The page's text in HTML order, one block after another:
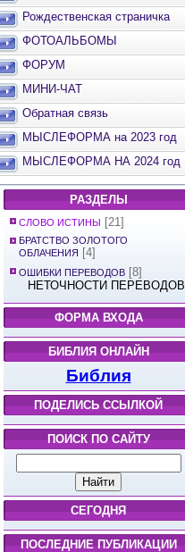
Рождественская страничка
ФОТОАЛЬБОМЫ
ФОРУМ
МИНИ-ЧАТ
Обратная связь
МЫСЛЕФОРМА на 2023 год
МЫСЛЕФОРМА НА 2024 год
РАЗДЕЛЫ
СЛОВО ИСТИНЫ [21]
БРАТСТВО ЗОЛОТОГО
ОБЛАЧЕНИЯ [4]
ОШИБКИ ПЕРЕВОДОВ [8]
НЕТОЧНОСТИ ПЕРЕВОДОВ
ФОРМА ВХОДА
БИБЛИЯ ОНЛАЙН
Библия
ПОДЕЛИСЬ ССЫЛКОЙ
ПОИСК ПО САЙТУ
СЕГОДНЯ
ПОСЛЕДНИЕ ПУБЛИКАЦИИ